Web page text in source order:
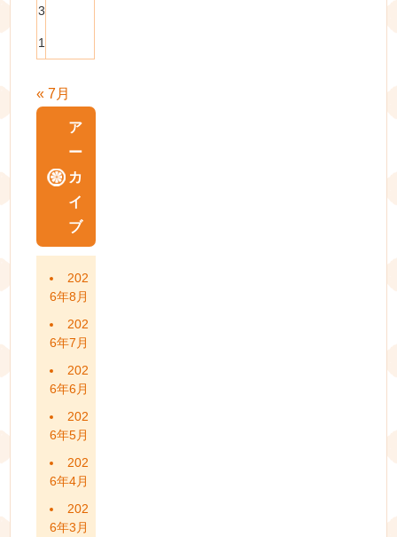
3
1
« 7月
ア
ー
カ
イ
ブ
202
6年8月
202
6年7月
202
6年6月
202
6年5月
202
6年4月
202
6年3月